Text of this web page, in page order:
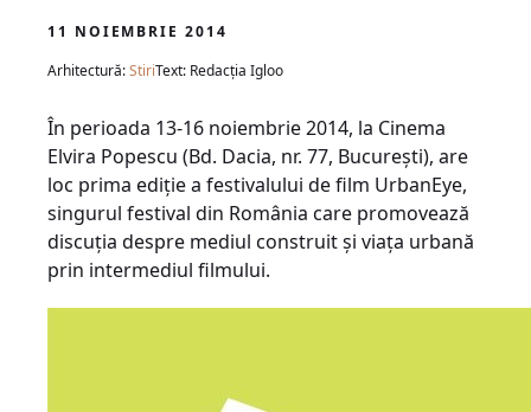
11 NOIEMBRIE 2014
Arhitectură:StiriText: Redacția Igloo
În perioada 13-16 noiembrie 2014, la Cinema
Elvira Popescu (Bd. Dacia, nr. 77, Bucureşti), are
loc prima ediție a festivalului de film UrbanEye,
singurul festival din România care promovează
discuția despre mediul construit și viața urbană
prin intermediul filmului.